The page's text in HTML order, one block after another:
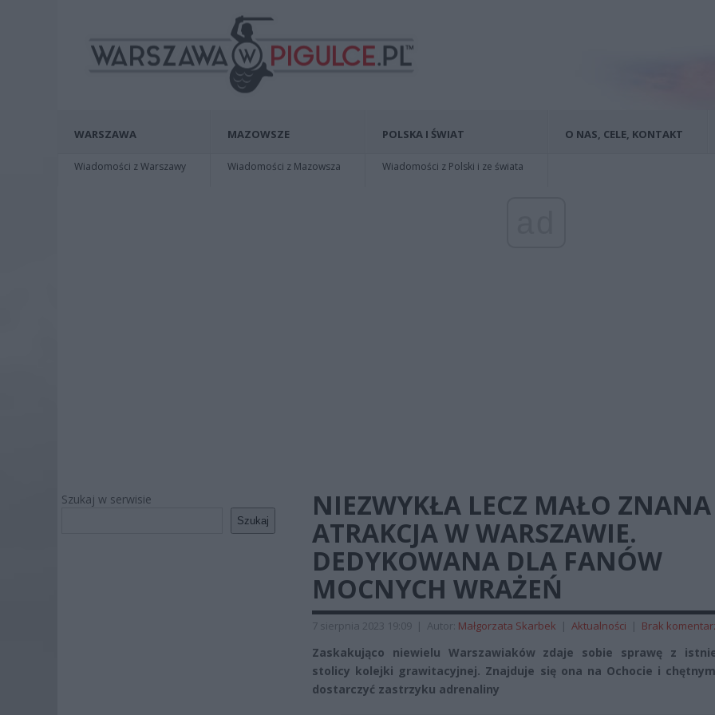
WARSZAWA
Wiadomości z Warszawy
MAZOWSZE
Wiadomości z Mazowsza
POLSKA I ŚWIAT
Wiadomości z Polski i ze świata
O NAS, CELE, KONTAKT
Szukaj w serwisie
Szukaj
NIEZWYKŁA LECZ MAŁO ZNANA
ATRAKCJA W WARSZAWIE.
DEDYKOWANA DLA FANÓW
MOCNYCH WRAŻEŃ
7 sierpnia 2023 19:09 | Autor: Małgorzata Skarbek | Aktualności | Brak
Zaskakująco niewielu Warszawiaków zdaje sobie sprawę z
stolicy kolejki grawitacyjnej. Znajduje się ona na Ochocie i
dostarczyć zastrzyku adrenaliny